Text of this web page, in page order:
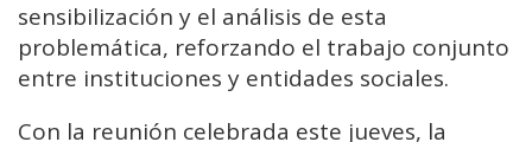
sensibilización y el análisis de esta
problemática, reforzando el trabajo conjunto
entre instituciones y entidades sociales.
Con la reunión celebrada este jueves, la